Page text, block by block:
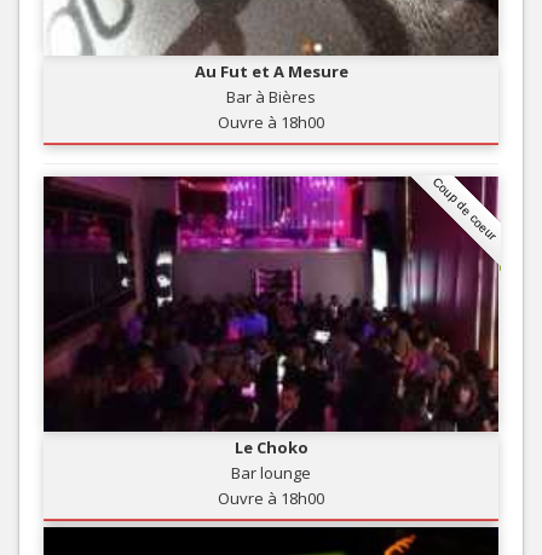
Au Fut et A Mesure
Bar à Bières
Ouvre à 18h00
Coup de coeur
Le Choko
Bar lounge
Ouvre à 18h00